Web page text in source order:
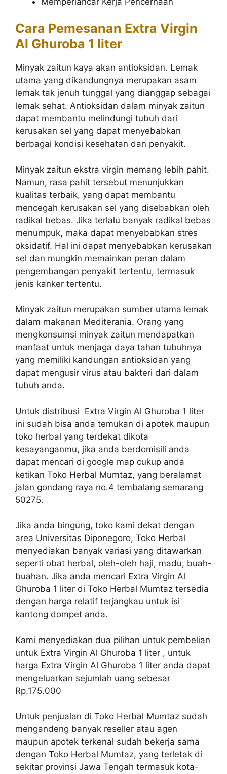
Cara Pemesanan Extra Virgin
Al Ghuroba 1 liter
Minyak zaitun kaya akan antioksidan. Lemak
utama yang dikandungnya merupakan asam
lemak tak jenuh tunggal yang dianggap sebagai
lemak sehat. Antioksidan dalam minyak zaitun
dapat membantu melindungi tubuh dari
kerusakan sel yang dapat menyebabkan
berbagai kondisi kesehatan dan penyakit.
Minyak zaitun ekstra virgin memang lebih pahit.
Namun, rasa pahit tersebut menunjukkan
kualitas terbaik, yang dapat membantu
mencegah kerusakan sel yang disebabkan oleh
radikal bebas. Jika terlalu banyak radikal bebas
menumpuk, maka dapat menyebabkan stres
oksidatif. Hal ini dapat menyebabkan kerusakan
sel dan mungkin memainkan peran dalam
pengembangan penyakit tertentu, termasuk
jenis kanker tertentu.
Minyak zaitun merupakan sumber utama lemak
dalam makanan Mediterania. Orang yang
mengkonsumsi minyak zaitun mendapatkan
manfaat untuk menjaga daya tahan tubuhnya
yang memiliki kandungan antioksidan yang
dapat mengusir virus atau bakteri dari dalam
tubuh anda.
Untuk distribusi Extra Virgin Al Ghuroba 1 liter
ini sudah bisa anda temukan di apotek maupun
toko herbal yang terdekat dikota
kesayanganmu, jika anda berdomisili anda
dapat mencari di google map cukup anda
ketikan Toko Herbal Mumtaz, yang beralamat
jalan gondang raya no.4 tembalang semarang
50275.
Jika anda bingung, toko kami dekat dengan
area Universitas Diponegoro, Toko Herbal
menyediakan banyak variasi yang ditawarkan
seperti obat herbal, oleh-oleh haji, madu, buah-
buahan. Jika anda mencari Extra Virgin Al
Ghuroba 1 liter di Toko Herbal Mumtaz tersedia
dengan harga relatif terjangkau untuk isi
kantong dompet anda.
Kami menyediakan dua pilihan untuk pembelian
untuk Extra Virgin Al Ghuroba 1 liter , untuk
harga Extra Virgin Al Ghuroba 1 liter anda dapat
mengeluarkan sejumlah uang sebesar
Rp.175.000
Untuk penjualan di Toko Herbal Mumtaz sudah
mengandeng banyak reseller atau agen
maupun apotek terkenal sudah bekerja sama
dengan Toko Herbal Mumtaz, yang terletak di
sekitar provinsi Jawa Tengah termasuk kota-